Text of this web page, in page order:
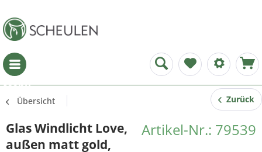
Menü
Übersicht Zurück
Artikel-Nr.: 79539
Glas Windlicht Love,
außen matt gold,